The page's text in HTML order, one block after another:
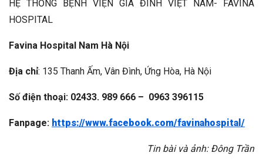
HỆ THỐNG BỆNH VIỆN GIA ĐÌNH VIỆT NAM- FAVINA
HOSPITAL
Favina Hospital Nam Hà Nội
Địa chỉ: 135 Thanh Ấm, Vân Đình, Ứng Hòa, Hà Nội
Số điện thoại: 02433. 989 666 – 0963 396115
Fanpage: https://www.facebook.com/favinahospital/
Tin bài và ảnh: Đông Trần